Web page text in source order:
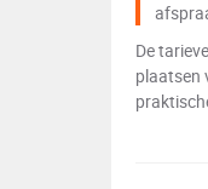
De
plaatsen